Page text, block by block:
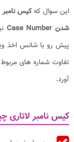
این سوال کهکیس نامبر
شدن Case Number
پیش رو با شانس اخذ
تفاوت شماره های
آورد.
کیس نامبر لاتاری